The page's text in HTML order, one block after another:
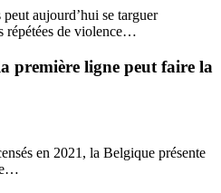
aujourd’hui se targuer
répétées de violence…
première ligne peut faire la
en 2021, la Belgique présente